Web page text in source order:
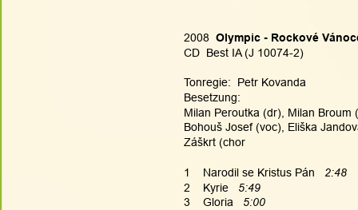
2008 Olympic - Rockové
CD  Best IA (J 10074-2)
Tonregie:  Petr Kovanda
Besetzung:
Milan Peroutka (dr), Milan Broum
Bohouš Josef (voc), Eliška
Záškrt (chor
1    Narodil se Kristus Pán 2:48
2    Kyrie 5:49
3    Gloria 5:00